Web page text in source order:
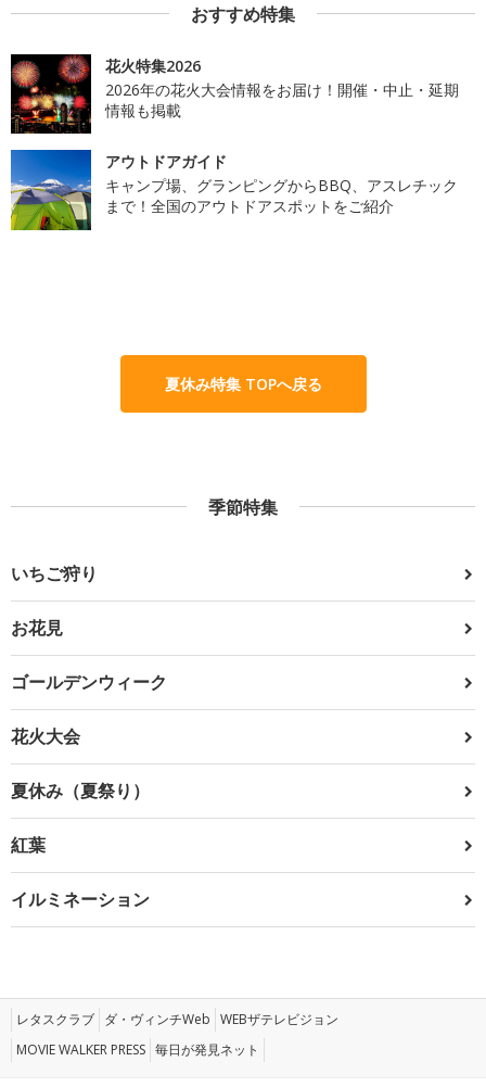
おすすめ特集
花火特集2026
2026年の花火大会情報をお届け！開催・中止・延期
情報も掲載
アウトドアガイド
キャンプ場、グランピングからBBQ、アスレチック
まで！全国のアウトドアスポットをご紹介
夏休み特集 TOPへ戻る
季節特集
いちご狩り
お花見
ゴールデンウィーク
花火大会
夏休み（夏祭り）
紅葉
イルミネーション
レタスクラブ ダ・ヴィンチWeb WEBザテレビジョン
MOVIE WALKER PRESS 毎日が発見ネット